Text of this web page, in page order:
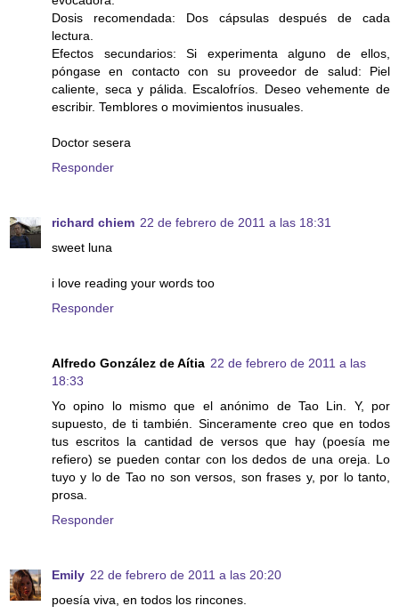
Dosis recomendada: Dos cápsulas después de cada
lectura.
Efectos secundarios: Si experimenta alguno de ellos,
póngase en contacto con su proveedor de salud: Piel
caliente, seca y pálida. Escalofríos. Deseo vehemente de
escribir. Temblores o movimientos inusuales.
Doctor sesera
Responder
richard chiem 22 de febrero de 2011 a las 18:31
sweet luna
i love reading your words too
Responder
Alfredo González de Aítia 22 de febrero de 2011 a las
18:33
Yo opino lo mismo que el anónimo de Tao Lin. Y, por
supuesto, de ti también. Sinceramente creo que en todos
tus escritos la cantidad de versos que hay (poesía me
refiero) se pueden contar con los dedos de una oreja. Lo
tuyo y lo de Tao no son versos, son frases y, por lo tanto,
prosa.
Responder
Emily 22 de febrero de 2011 a las 20:20
poesía viva, en todos los rincones.